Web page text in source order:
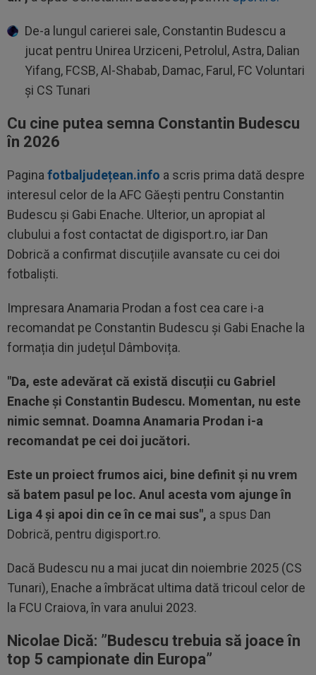
De-a lungul carierei sale, Constantin Budescu a
jucat pentru Unirea Urziceni, Petrolul, Astra, Dalian
Yifang, FCSB, Al-Shabab, Damac, Farul, FC Voluntari
și CS Tunari
Cu cine putea semna Constantin Budescu
în 2026
Pagina fotbaljudețean.info a scris prima dată despre
interesul celor de la AFC Găești pentru Constantin
Budescu și Gabi Enache. Ulterior, un apropiat al
clubului a fost contactat de digisport.ro, iar Dan
Dobrică a confirmat discuțiile avansate cu cei doi
fotbaliști.
Impresara Anamaria Prodan a fost cea care i-a
recomandat pe Constantin Budescu și Gabi Enache la
formația din județul Dâmbovița.
"Da, este adevărat că există discuții cu Gabriel
Enache și Constantin Budescu. Momentan, nu este
nimic semnat. Doamna Anamaria Prodan i-a
recomandat pe cei doi jucători.
Este un proiect frumos aici, bine definit și nu vrem
să batem pasul pe loc. Anul acesta vom ajunge în
Liga 4 și apoi din ce în ce mai sus", a spus Dan
Dobrică, pentru digisport.ro.
Dacă Budescu nu a mai jucat din noiembrie 2025 (CS
Tunari), Enache a îmbrăcat ultima dată tricoul celor de
la FCU Craiova, în vara anului 2023.
Nicolae Dică: ”Budescu trebuia să joace în
top 5 campionate din Europa”